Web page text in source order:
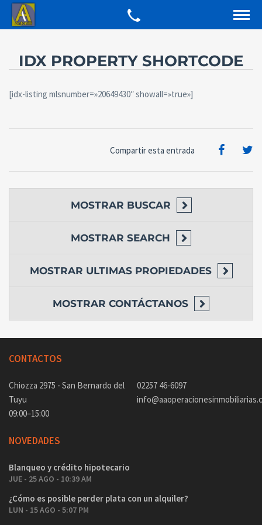
IDX PROPERTY SHORTCODE
[idx-listing mlsnumber=»20649430″ showall=»true»]
Compartir esta entrada
MOSTRAR BUSCAR
MOSTRAR SEARCH
MOSTRAR ULTIMAS PROPIEDADES
MOSTRAR CONTÁCTANOS
CONTACTOS
Chiozza 2975 - San Bernardo del
Tuyu
09:00–15:00
02257 46-6097
NOVEDADES
Blanqueo y crédito hipotecario
JUE - 25 AGO - 10:39 AM
¿Cómo es posible perder plata con un alquiler?
LUN - 15 AGO - 5:07 PM